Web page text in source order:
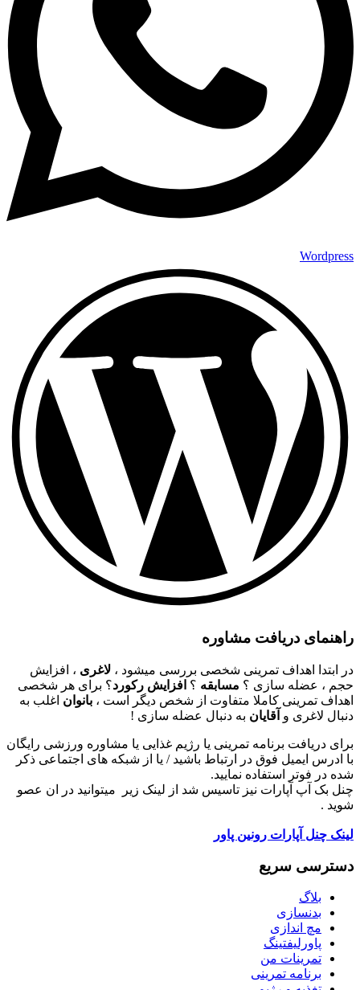
Wordpress
راهنمای دریافت مشاوره
در ابتدا اهداف تمرینی شخصی بررسی میشود ، لاغری ، افزایش
حجم ، عضله سازی ؟ مسابقه ؟ افزایش رکورد؟ برای هر شخصی
اهداف تمرینی کاملا متفاوت از شخص دیگر است ، بانوان اغلب به
دنبال لاغری و آقایان به دنبال عضله سازی !
برای دریافت برنامه تمرینی یا رژیم غذایی یا مشاوره ورزشی رایگان
با ادرس ایمیل فوق در ارتباط باشید / یا از شبکه های اجتماعی ذکر
شده در فوتر استفاده نمایید.
چنل بک آپ آپارات نیز تاسیس شد از لینک زیر میتوانید در ان عصو
شوید .
لینک چنل آپارات رونین پاور
دسترسی سریع
بلاگ
بدنسازی
مچ اندازی
پاورلیفتینگ
تمرینات من
برنامه تمرینی